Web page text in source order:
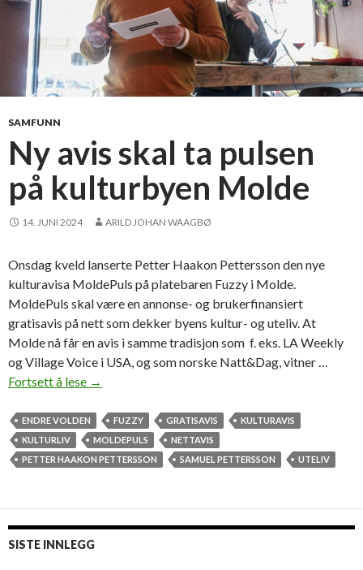
SAMFUNN
Ny avis skal ta pulsen
på kulturbyen Molde
14. JUNI 2024 ARILD JOHAN WAAGBØ
Onsdag kveld lanserte Petter Haakon Pettersson den nye
kulturavisa MoldePuls på platebaren Fuzzy i Molde.
MoldePuls skal være en annonse- og brukerfinansiert
gratisavis på nett som dekker byens kultur- og uteliv. At
Molde nå får en avis i samme tradisjon som f. eks. LA Weekly
og Village Voice i USA, og som norske Natt&Dag, vitner …
Fortsett å lese N
a
v
i
a
→
ENDRE VOLDEN FUZZY GRATISAVIS
KULTURAVIS
KULTURLIV
MOLDEPULS
NETTAVIS
PETTER HAAKON PETTERSSON
SAMUEL PETTERSSON UTELIV
SISTE INNLEGG